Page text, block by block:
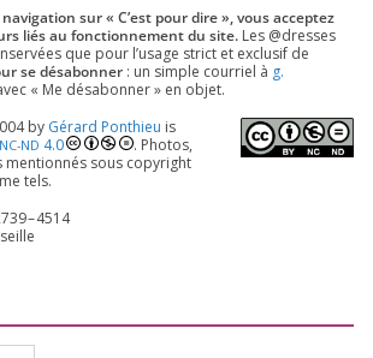
sur « C’est pour dire », vous accep­tez
liés au fonc­tion­ne­ment du site. Les @dresses
que pour l’u­sage strict et exclu­sif de
se désa­bon­ner : un simple cour­riel à g.​
« Me désa­bon­ner » en objet.
by Gérard Ponthieu is
ND 4.0
. Photos,
men­tion­nés sous copy­right
tels.
–4514